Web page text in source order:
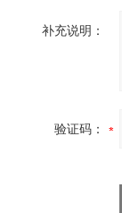
补充说明：
验证码：